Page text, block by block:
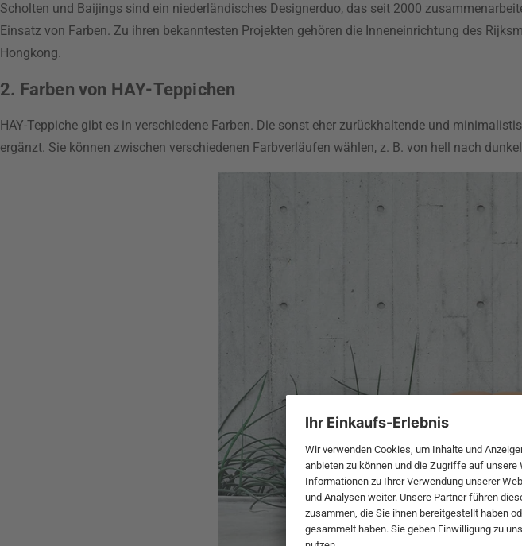
Scholten und Baijings sind ein niederländisches Designerduo, das seit 2000
Einsatz von Farben. Zu ihren bekanntesten Projekten gehören die Inneneinrichtung des
Hongkong.
2. Farben von HAY-Teppichen
HAY-Teppiche gibt es in verschiedene Farben. Die sonst eher zurückhaltende und
ergänzt. Sie können zwischen verschiedenen Farbverläufen wählen, z. B. von hell nach